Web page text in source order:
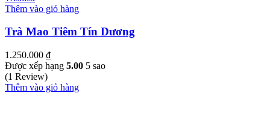
Thêm vào giỏ hàng
Trà Mao Tiêm Tín Dương
1.250.000 ₫
Được xếp hạng 5.00 5 sao
(1 Review)
Thêm vào giỏ hàng